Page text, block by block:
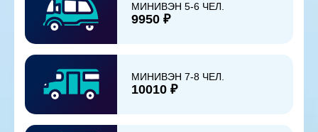
МИНИВЭН 5-6 ЧЕЛ.
9950 ₽
МИНИВЭН 7-8 ЧЕЛ.
10010 ₽